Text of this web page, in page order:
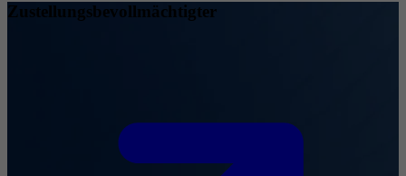
Zustellungsbevollmächtigter